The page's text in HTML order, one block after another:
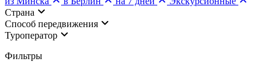
Страна
Cпособ передвижения
Туроператор
Фильтры